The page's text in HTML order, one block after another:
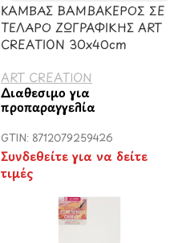
ΚΑΜΒΑΣ ΒΑΜΒΑΚΕΡΟΣ ΣΕ
ΤΕΛΑΡΟ ΖΩΓΡΑΦΙΚΗΣ ART
CREATION 30x40cm
ART CREATION
Διαθέσιμο για
προπαραγγελία
GTIN: 8712079259426
Συνδεθείτε για να δείτε
τιμές